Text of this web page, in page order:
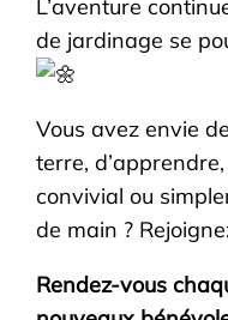
L’aventure
de jardinage se
Vous avez envie
terre,
convivial ou
de main ?
Rendez-vous